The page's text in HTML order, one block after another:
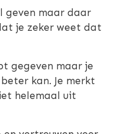
geven maar daar
je zeker weet dat
gegeven maar je
kan. Je merkt
helemaal uit